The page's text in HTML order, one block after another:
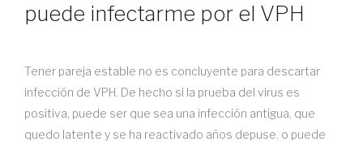
puede infectarme por el VPH
Tener pareja estable no es concluyente para descartar
infección de VPH. De hecho si la prueba del virus es
positiva, puede ser que sea una infección antigua, que
quedo latente y se ha reactivado años depuse. o puede